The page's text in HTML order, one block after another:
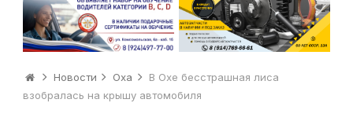
Новости Оха
В Охе бесстрашная лиса
взобралась на крышу автомобиля